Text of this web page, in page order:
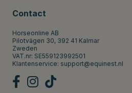
Contact
Horseonline AB
Pilotvägen 30, 392 41 Kalmar
Zweden
VAT.nr: SE559123992501
Klantenservice: support@equinest.nl